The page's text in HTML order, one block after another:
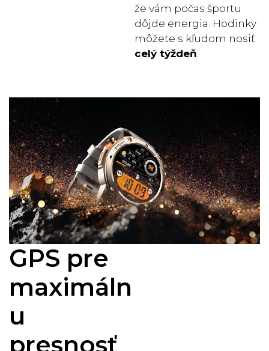
že vám počas športu
dôjde energia. Hodinky
môžete s kľudom nosiť
celý týždeň
GPS pre
maximáln
u
presnosť